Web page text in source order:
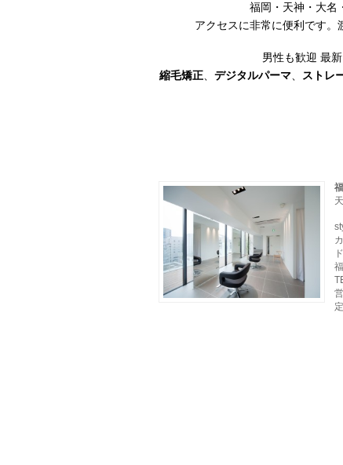
福岡・天神・大名
アクセスに非常に便利です。
男性も歓迎 最
縮毛矯正
デジタルパーマ ストレ